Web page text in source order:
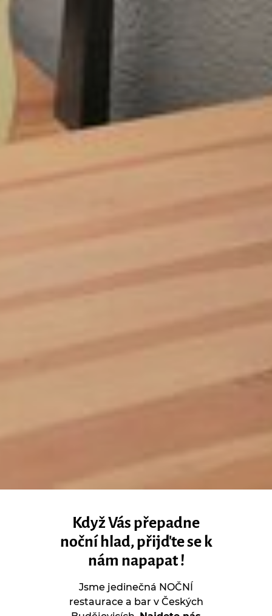
Když Vás přepadne
noční hlad, přijďte se k
nám napapat !
Jsme jedinečná NOČNÍ
restaurace a bar v Českých